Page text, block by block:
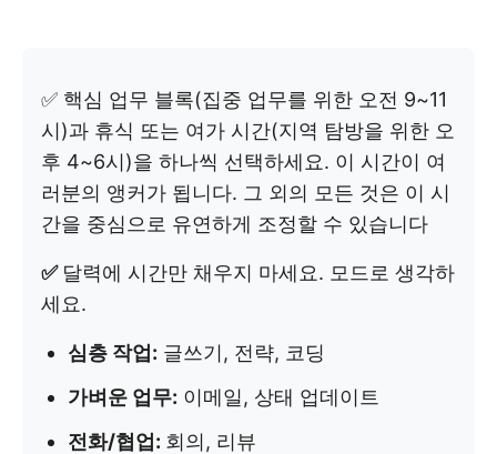
✅ 핵심 업무 블록(집중 업무를 위한 오전 9~11
시)과 휴식 또는 여가 시간(지역 탐방을 위한 오
후 4~6시)을 하나씩 선택하세요. 이 시간이 여
러분의 앵커가 됩니다. 그 외의 모든 것은 이 시
간을 중심으로 유연하게 조정할 수 있습니다
✅ 달력에 시간만 채우지 마세요. 모드로 생각하
세요.
심층 작업: 글쓰기, 전략, 코딩
가벼운 업무: 이메일, 상태 업데이트
전화/협업: 회의, 리뷰